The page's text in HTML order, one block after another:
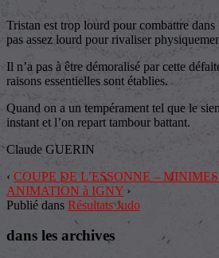
Tristan est trop lourd pour combattre
pas assez lourd pour rivaliser
Il n’a pas à être démoralisé par cette
raisons essentielles sont établies.
Quand on a un tempérament tel que le
instant et l’on repart tambour battant.
Claude GUERIN
‹ COUPE DE L’ESSONNE – MINIMES
ANIMATION à IGNY ›
Publié dans Résultats Judo
dans les archives